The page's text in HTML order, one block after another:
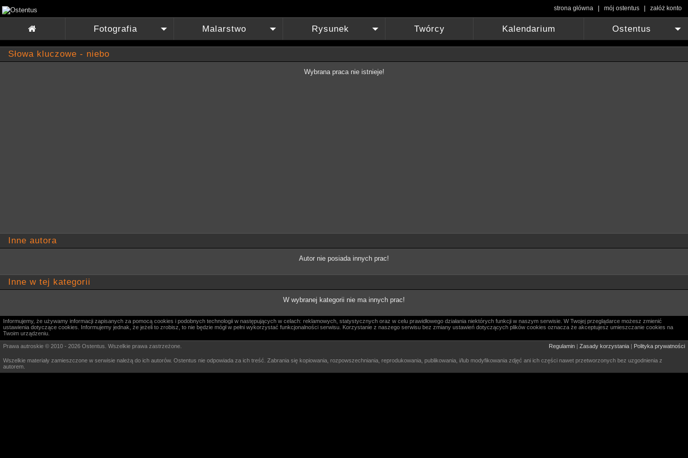
strona główna |mój ostentus |załóż konto

+
Fotografia
+
Malarstwo
+
Rysunek Twórcy
Kalendarium
+
Ostentus
Słowa kluczowe - niebo
Wybrana praca nie istnieje!
Inne autora
Autor nie posiada innych prac!
Inne w tej kategorii
W wybranej kategorii nie ma innych prac!
Informujemy, że używamy informacji zapisanych za pomocą cookies i podobnych technologii w następujących w celach: reklamowych, statystycznych oraz w celu prawidłowego działania niektórych funkcji w naszym serwisie. W Twojej przeglądarce możesz zmienić
ustawienia dotyczące cookies. Informujemy jednak, że jeżeli to zrobisz, to nie będzie mógł w pełni wykorzystać funkcjonalności serwisu. Korzystanie z naszego serwisu bez zmiany ustawień dotyczących plików cookies oznacza że akceptujesz umieszczanie cookies na
Twoim urządzeniu.
Prawa autroskie © 2010 - 2026 Ostentus. Wszelkie prawa zastrzeżone. Regulamin | Zasady korzystania | Polityka prywatności
Wszelkie materiały zamieszczone w serwisie należą do ich autorów. Ostentus nie odpowiada za ich treść. Zabrania się kopiowania, rozpowszechniania, reprodukowania, publikowania, i/lub modyfikowania zdjęć ani ich części nawet przetworzonych bez uzgodnienia z
autorem.